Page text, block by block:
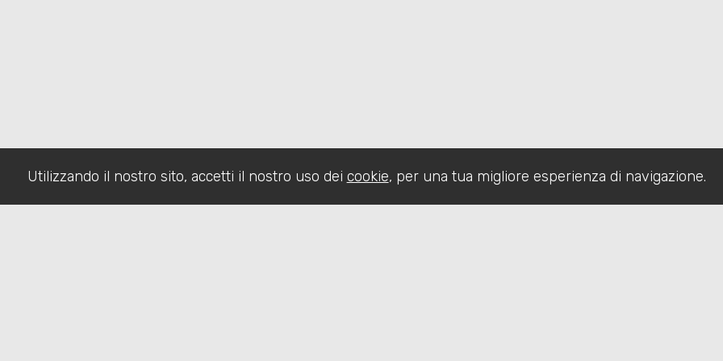
Utilizzando il nostro sito, accetti il nostro uso dei cookie, per una tua migliore esperienza di navigazione.